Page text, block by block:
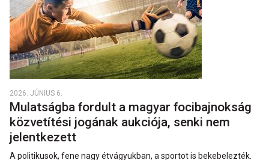
2026. JÚNIUS 6.
Mulatságba fordult a magyar focibajnokság
közvetítési jogának aukciója, senki nem
jelentkezett
A politikusok, fene nagy étvágyukban, a sportot is bekebelezték.